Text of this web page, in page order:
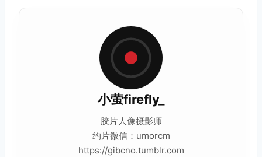
小萤firefly_
胶片人像摄影师
约片微信：umorcm
https://gibcno.tumblr.com